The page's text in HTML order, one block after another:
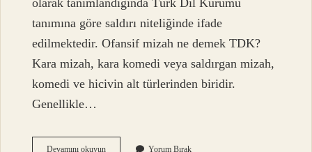
olarak tanımlandığında Türk Dil Kurumu
tanımına göre saldırı niteliğinde ifade
edilmektedir. Ofansif mizah ne demek TDK?
Kara mizah, kara komedi veya saldırgan mizah,
komedi ve hicivin alt türlerinden biridir.
Genellikle…
Devamını okuyunOfansif
Yorum Bırak